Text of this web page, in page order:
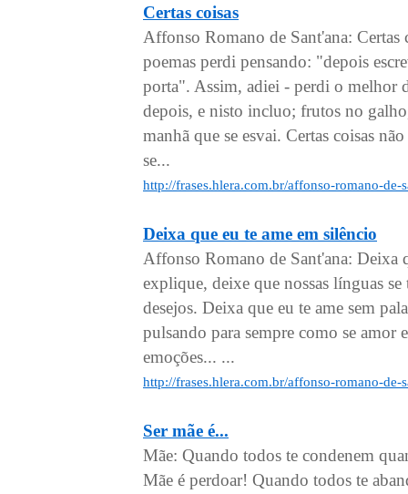
Certas coisas
Affonso Romano de Sant'ana:
poemas perdi pensando: "depois
porta". Assim, adiei - perdi o melhor
depois, e nisto incluo; frutos no
manhã que se esvai. Certas coisas
se...
http://frases.hlera.com.br/affonso-romano-de-
Deixa que eu te ame em silêncio
Affonso Romano de Sant'ana: Deixa
explique, deixe que nossas línguas
desejos. Deixa que eu te ame sem
pulsando para sempre como se
emoções... ...
http://frases.hlera.com.br/affonso-romano-
Ser mãe é...
Mãe: Quando todos te condenem
Mãe é perdoar! Quando todos te